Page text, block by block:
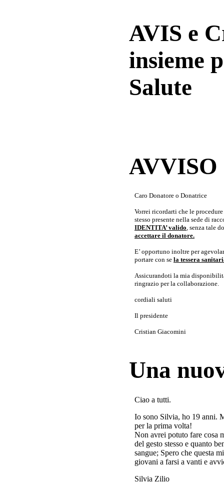
AVIS e
insieme
Salute
Caro Donatore o Donatrice
Vorrei ricordarti che le
stesso presente nella sede di
IDENTITA’ valido, senza tale
accettare il donatore.
E’ opportuno inoltre per
portare con se la tessera
Assicurandoti la mia
ringrazio per la collaborazione.
cordiali saluti
Il presidente
Cristian Giacomini
Una
Ciao a tutti.
Io sono Silvia, ho 19 anni.
per la prima volta!
Non avrei potuto fare cosa
del gesto stesso e quanto
sangue; Spero che questa
giovani a farsi a vanti e
Silvia Zilio